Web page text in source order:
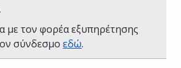
με τον φορέα εξυπηρέτησης
σύνδεσμο εδώ.